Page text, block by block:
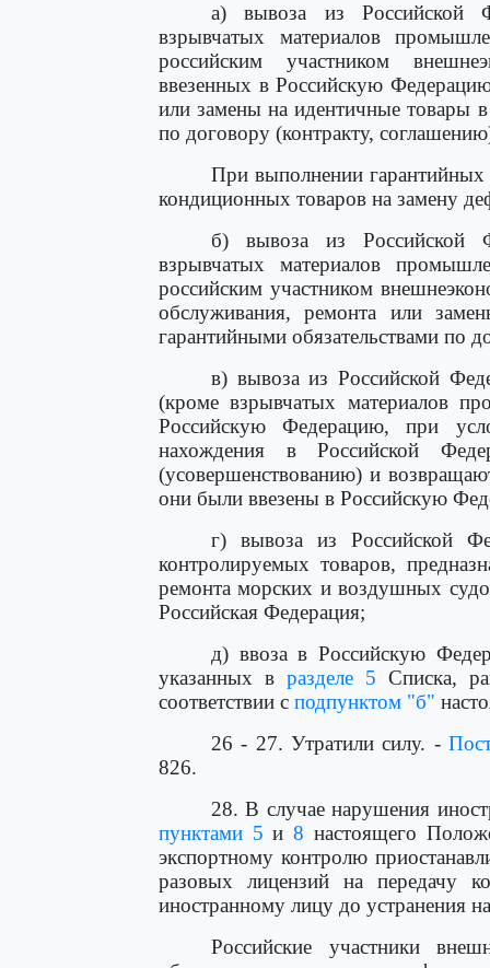
а) вывоза из Российской
взрывчатых материалов
российским участником
ввезенных в Российскую
или замены на идентичные товары в
по договору (контракту,
При выполнении гарантийных
кондиционных товаров на замену
б) вывоза из Российской
взрывчатых материалов
российским участником
обслуживания, ремонта или
гарантийными обязательствами по
в) вывоза из Российской
(кроме взрывчатых материалов
Российскую Федерацию, при
нахождения в Российской
(усовершенствованию) и
они были ввезены в Российскую
г) вывоза из Российской
контролируемых товаров,
ремонта морских и воздушных
Российская Федерация;
д) ввоза в Российскую
указанных в разделе 5 Списка,
соответствии с подпунктом "б"
26 - 27. Утратили силу. -
826.
28. В случае нарушения
пунктами 5 и8 настоящего
экспортному контролю
разовых лицензий на передачу
иностранному лицу до устранения
Российские участники